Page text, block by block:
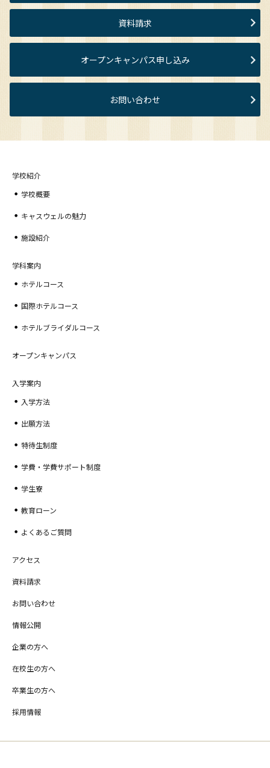
資料請求
オープンキャンパス申し込み
お問い合わせ
学校紹介
学校概要
キャスウェルの魅力
施設紹介
学科案内
ホテルコース
国際ホテルコース
ホテルブライダルコース
オープンキャンパス
入学案内
入学方法
出願方法
特待生制度
学費・学費サポート制度
学生寮
教育ローン
よくあるご質問
アクセス
資料請求
お問い合わせ
情報公開
企業の方へ
在校生の方へ
卒業生の方へ
採用情報